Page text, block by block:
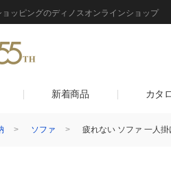
ッピングのディノスオンラインショップ
新着商品 カタ
ソファ 疲れない ソファ 一人掛